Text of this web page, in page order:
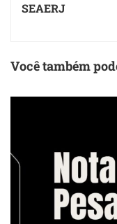
SEAERJ
Você também